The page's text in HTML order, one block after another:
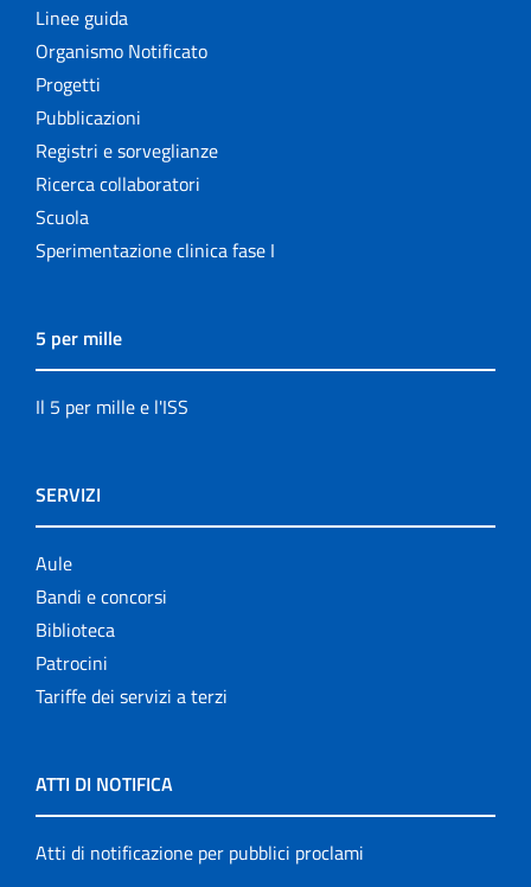
Linee guida
Organismo Notificato
Progetti
Pubblicazioni
Registri e sorveglianze
Ricerca collaboratori
Scuola
Sperimentazione clinica fase I
5 per mille
Il 5 per mille e l'ISS
SERVIZI
Aule
Bandi e concorsi
Biblioteca
Patrocini
Tariffe dei servizi a terzi
ATTI DI NOTIFICA
Atti di notificazione per pubblici proclami